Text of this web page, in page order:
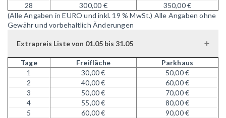
28
300,00 €
350,00 €
(Alle Angaben in EURO und inkl. 19 % MwSt.) Alle Angaben ohne
Gewähr und vorbehaltlich Änderungen
Extrapreis Liste von 01.05 bis 31.05
Tage Freifläche
Parkhaus
1
30,00 €
50,00 €
2
40,00 €
60,00 €
3
50,00 €
70,00 €
4
55,00 €
80,00 €
5
60,00 €
90,00 €